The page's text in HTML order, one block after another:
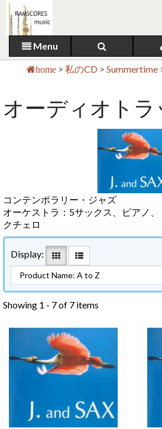
Menu
home > 私のCD > Summertime
オーディオトラ
コンテンポラリー・ジャズ
オーケストラ：5サックス、ピアノ
クチェロ
Display:
Showing 1 - 7 of 7 items